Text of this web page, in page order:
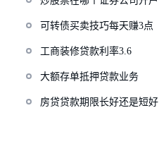
可转债买卖技巧每天赚3点
工商装修贷款利率3.6
大额存单抵押贷款业务
房贷贷款期限长好还是短好